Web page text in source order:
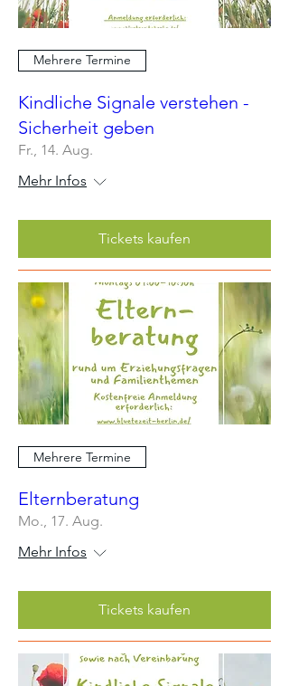
Mehrere Termine
Kindliche Signale verstehen -
Sicherheit geben
Fr., 14. Aug.
Mehr Infos
Tickets kaufen
Mehrere Termine
Elternberatung
Mo., 17. Aug.
Mehr Infos
Tickets kaufen